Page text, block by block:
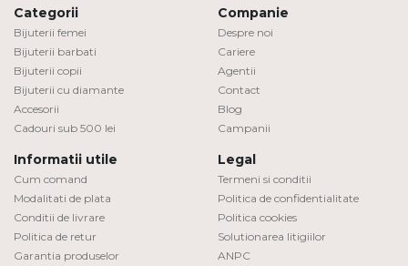
Categorii
Bijuterii femei
Bijuterii barbati
Bijuterii copii
Bijuterii cu diamante
Accesorii
Cadouri sub 500 lei
Companie
Despre noi
Cariere
Agentii
Contact
Blog
Campanii
Informatii utile
Cum comand
Modalitati de plata
Conditii de livrare
Politica de retur
Garantia produselor
Legal
Termeni si conditii
Politica de confidentialitate
Politica cookies
Solutionarea litigiilor
ANPC